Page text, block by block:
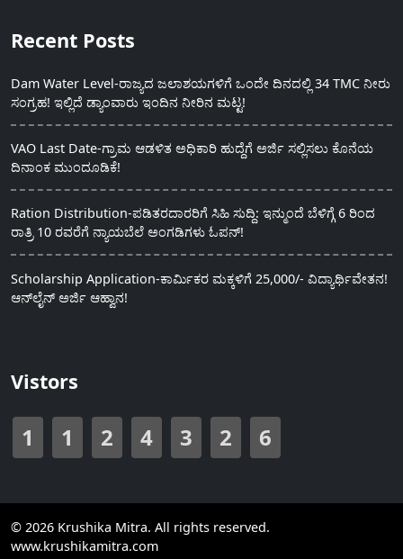
Recent Posts
Dam Water Level-ರಾಜ್ಯದ ಜಲಾಶಯಗಳಿಗೆ ಒಂದೇ ದಿನದಲ್ಲಿ 34 TMC ನೀರು
ಸಂಗ್ರಹ! ಇಲ್ಲಿದೆ ಡ್ಯಾಂವಾರು ಇಂದಿನ ನೀರಿನ ಮಟ್ಟ!
VAO Last Date-ಗ್ರಾಮ ಆಡಳಿತ ಅಧಿಕಾರಿ ಹುದ್ದೆಗೆ ಅರ್ಜಿ ಸಲ್ಲಿಸಲು ಕೊನೆಯ
ದಿನಾಂಕ ಮುಂದೂಡಿಕೆ!
Ration Distribution-ಪಡಿತರದಾರರಿಗೆ ಸಿಹಿ ಸುದ್ದಿ: ಇನ್ಮುಂದೆ ಬೆಳಿಗ್ಗೆ 6 ರಿಂದ
ರಾತ್ರಿ 10 ರವರೆಗೆ ನ್ಯಾಯಬೆಲೆ ಅಂಗಡಿಗಳು ಓಪನ್!
Scholarship Application-ಕಾರ್ಮಿಕರ ಮಕ್ಕಳಿಗೆ 25,000/- ವಿದ್ಯಾರ್ಥಿವೇತನ!
ಆನ್‍ಲೈನ್ ಅರ್ಜಿ ಆಹ್ವಾನ!
Vistors
1 1 2 4 3 2 6
© 2026 Krushika Mitra. All rights reserved.
www.krushikamitra.com